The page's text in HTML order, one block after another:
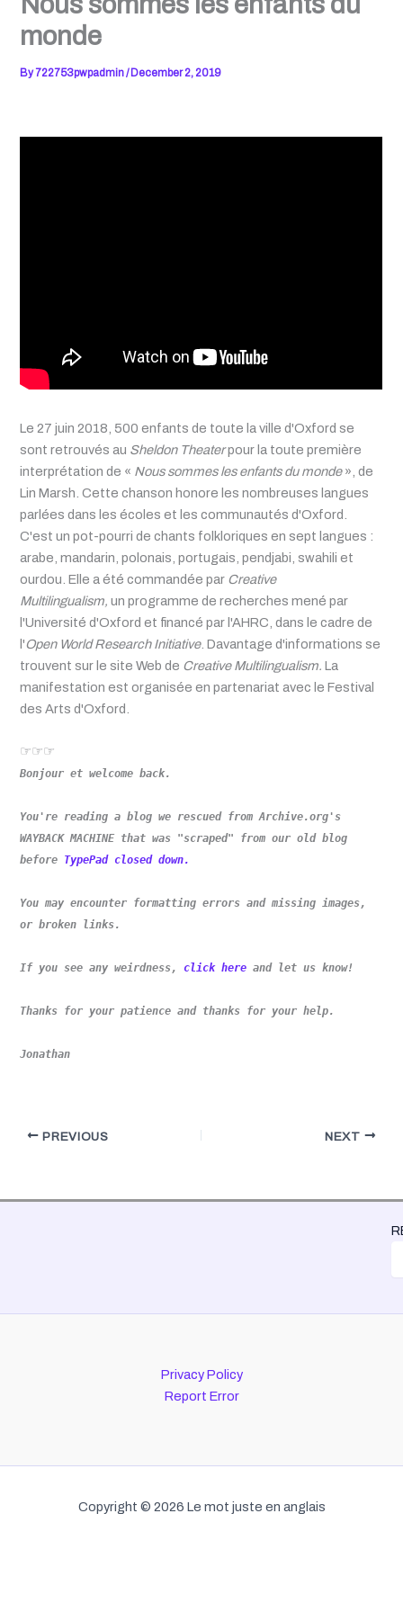
monde
By 722753pwpadmin/ December 2, 2019
Le 27 juin 2018, 500 enfants de toute la ville d'Oxford se
sont retrouvés au Sheldon Theaterpour la toute première
interprétation de « Nous sommes les enfants du monde», de
Lin Marsh. Cette chanson honore les nombreuses langues
parlées dans les écoles et les communautés d'Oxford.
C'est un pot-pourri de chants folkloriques en sept langues :
arabe, mandarin, polonais, portugais, pendjabi, swahili et
ourdou. Elle a été commandée par Creative
Multilingualism, un programme de recherches mené par
l'Université d'Oxford et financé par l'AHRC, dans le cadre de
l'Open World Research Initiative. Davantage d'informations se
trouvent sur le site Web de Creative Multilingualism.La
manifestation est organisée en partenariat avec le Festival
des Arts d'Oxford.
☞☞☞
Bonjour et welcome back.
You're reading a blog we rescued from Archive.org's
WAYBACK MACHINE that was "scraped" from our old blog
before TypePad closed down.
You may encounter formatting errors and missing images,
or broken links.
If you see any weirdness, click here and let us know!
Thanks for your patience and thanks for your help.
Jonathan
PREVIOUS NEXT
Privacy Policy
Report Error
Copyright © 2026 Le mot juste en anglais